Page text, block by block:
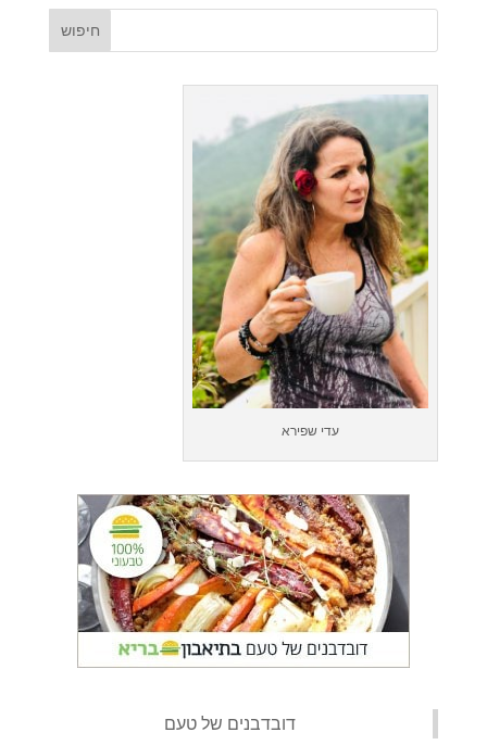
עדי שפירא
‏דובדבנים של טעם‏